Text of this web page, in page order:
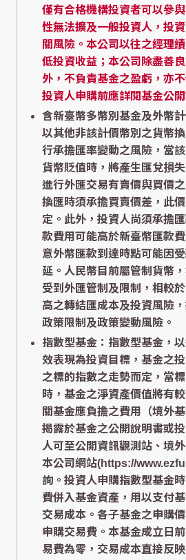
僅有合格機構投資者可以參
性無法擴及一般投資人，投
關風險。本公司以往之經理
低投資收益；本公司除盡善
外，不負責基金之盈虧，亦
投資人申購前應詳閱基金公開
含新臺幣多幣別基金及外幣
以其他非該計價幣別之貨幣
行承擔匯率變動之風險，當
貨幣貶值時，將產生匯兌損
進行外匯交易有賣價與買價
換匯時須承擔買賣價差，此
定。此外，投資人尚須承擔
款費用可能高於新臺幣匯款
意外幣匯款到達時點可能因
延。人民幣目前屬管制貨幣
受到外匯管制及限制，相較
高之轉結匯成本及投資風險
政策限制及政策變動風險。
指數型基金：指數型基金，
效表現為投資目標，基金之
之標的指數之走勢而定，當
時，基金之淨資產價值將有
關基金應負擔之費用（境外
揭露於基金之公開說明書或
人可至公開資訊觀測站、境
本公司網站(https://
詢。投資人申購指數型基金
費併入基金資產，用以支付
交易成本。各子基金之申購
申購交易費。本基金成立日
易費為零，交易成本直接反